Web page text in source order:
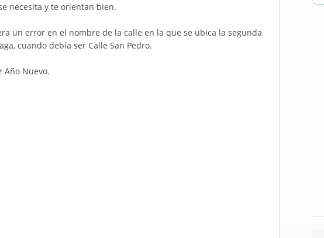
necesita y te orientan bien.
un error en el nombre de la calle en la que se ubica la segunda
cuando debía ser Calle San Pedro.
Año Nuevo.